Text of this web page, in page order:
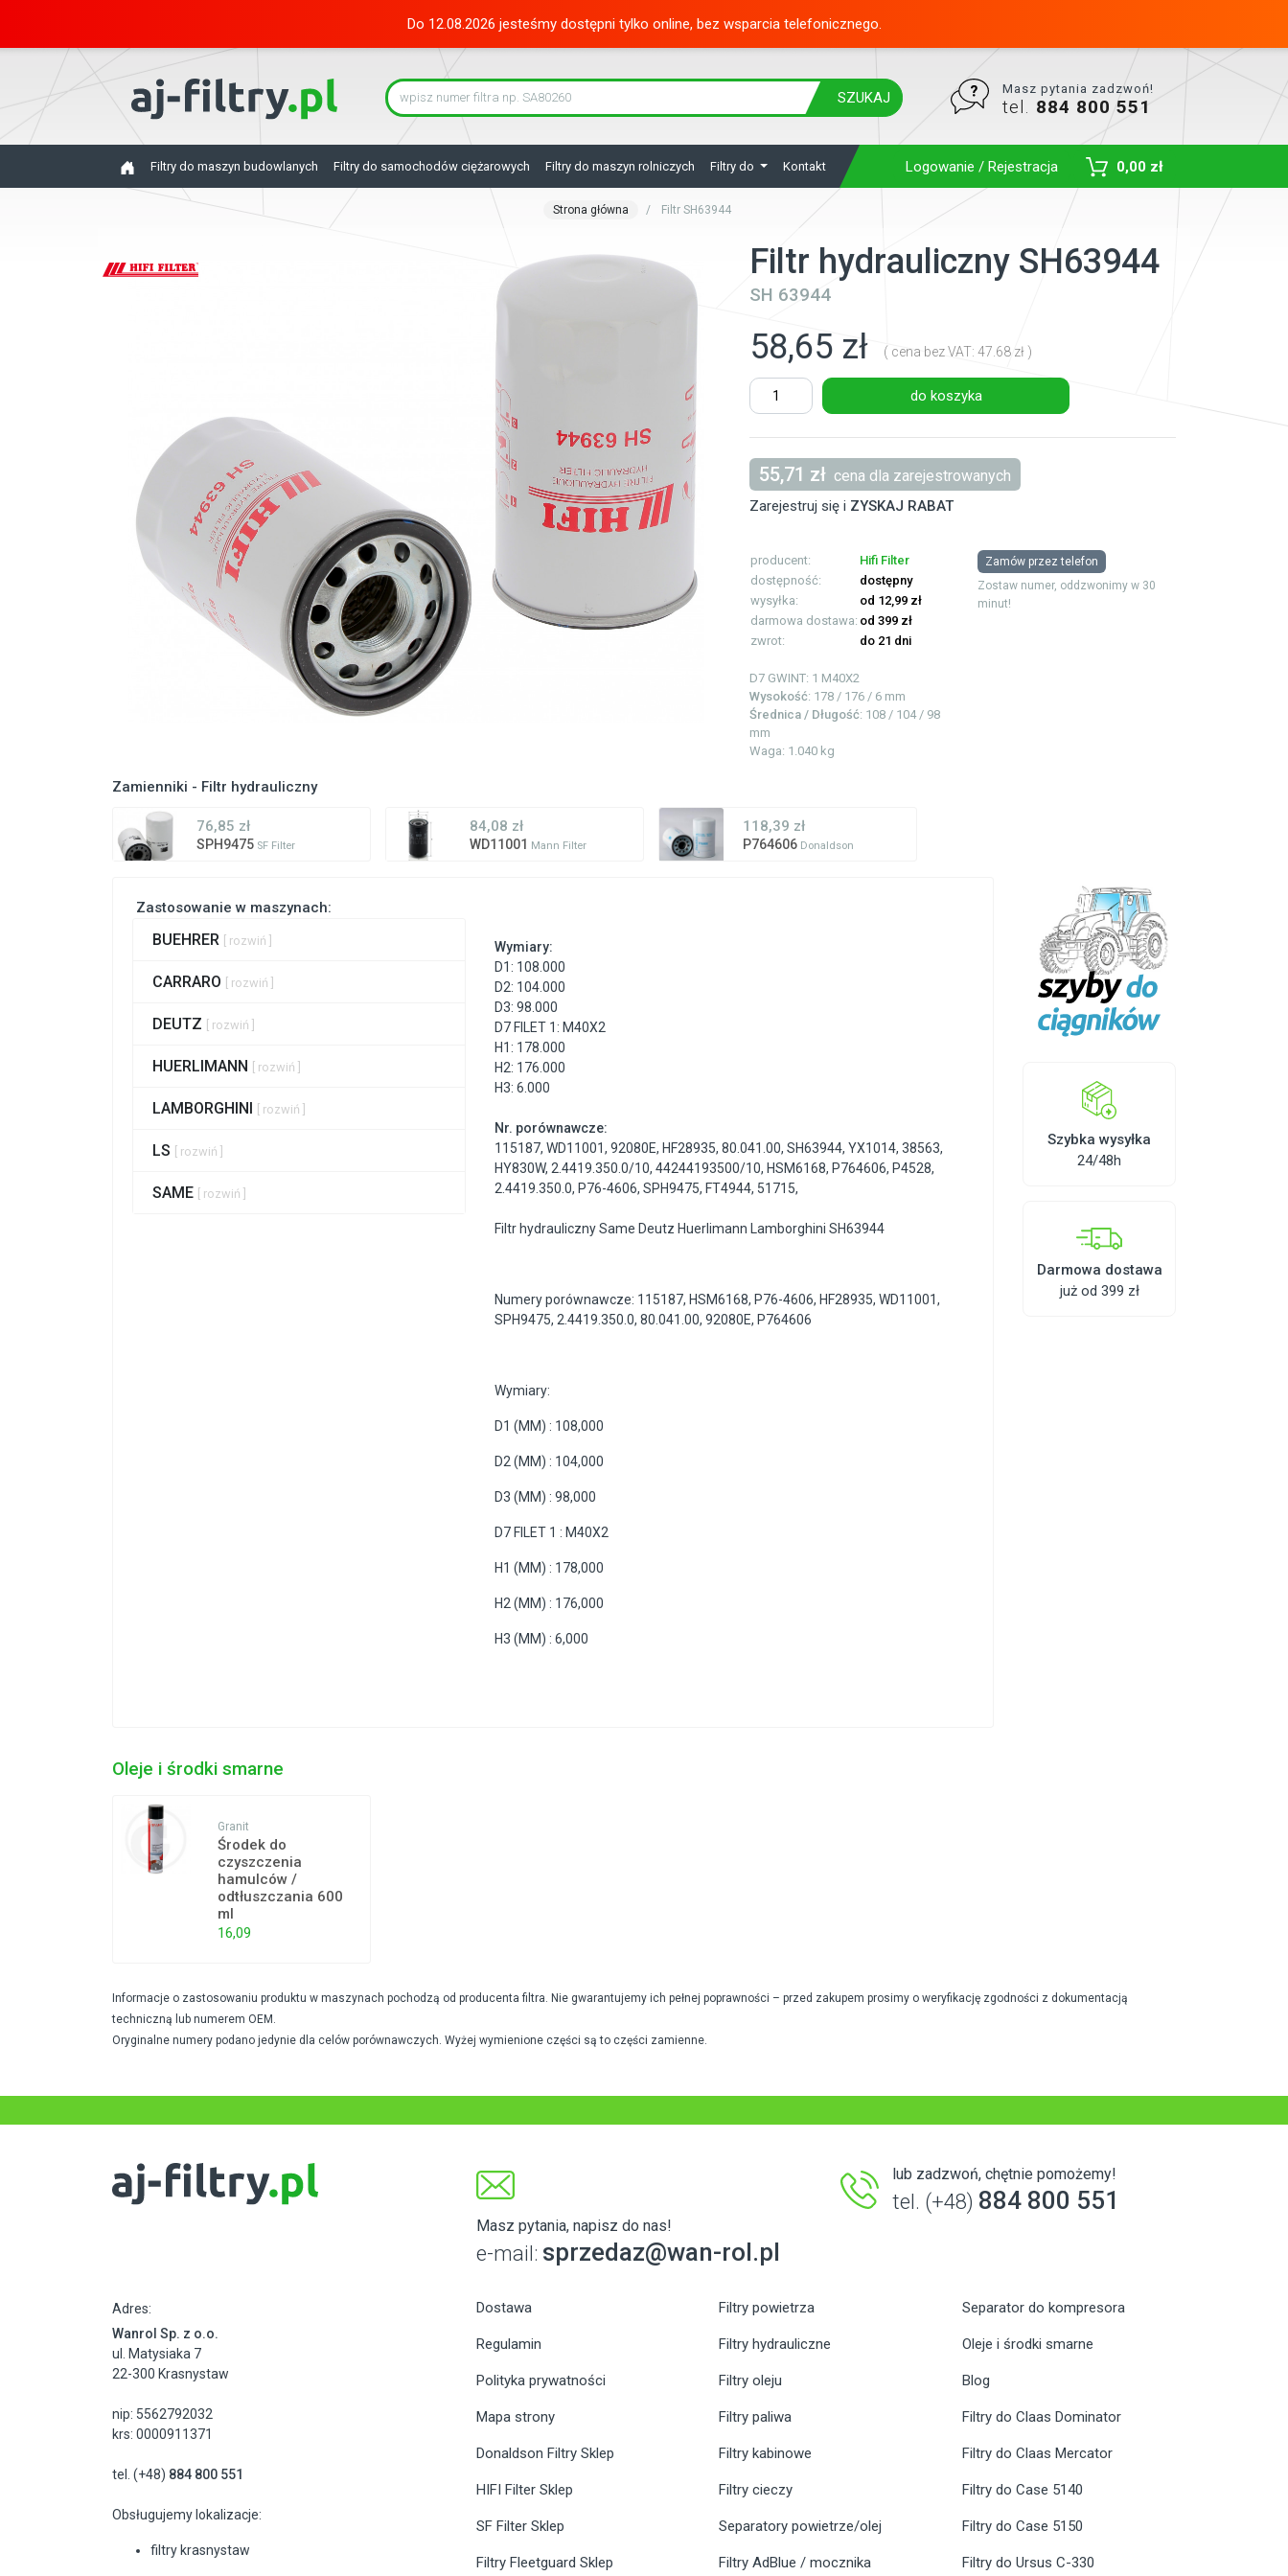
Do 12.08.2026 jesteśmy dostępni tylko online, bez wsparcia telefonicznego.
SZUKAJ
Masz pytania zadzwoń!
tel. 884 800 551
Filtry do maszyn budowlanych Filtry do samochodów ciężarowych Filtry do maszyn rolniczych Filtry do Kontakt Logowanie / Rejestracja 0,00 zł
Strona główna Filtr SH63944
Filtr hydrauliczny SH63944
SH 63944
58,65 zł ( cena bez VAT: 47.68 zł )
do koszyka
55,71 zł cena dla zarejestrowanych
Zarejestruj się i ZYSKAJ RABAT
producent:
Hifi Filter
dostępność:
dostępny
wysyłka:
od 12,99 zł
darmowa dostawa: od 399 zł
zwrot:
do 21 dni
D7 GWINT: 1 M40X2
Wysokość: 178 / 176 / 6 mm
Średnica / Długość: 108 / 104 / 98
mm
Waga: 1.040 kg
Zamów przez telefon
Zostaw numer, oddzwonimy w 30
minut!
Zamienniki - Filtr hydrauliczny
76,85 zł
SPH9475 SF Filter
84,08 zł
WD11001 Mann Filter
118,39 zł
P764606 Donaldson
Zastosowanie w maszynach:
BUEHRER [ rozwiń ]
CARRARO [ rozwiń ]
DEUTZ [ rozwiń ]
HUERLIMANN [ rozwiń ]
LAMBORGHINI [ rozwiń ]
LS [ rozwiń ]
SAME [ rozwiń ]
Wymiary:
D1: 108.000
D2: 104.000
D3: 98.000
D7 FILET 1: M40X2
H1: 178.000
H2: 176.000
H3: 6.000
Nr. porównawcze:
115187,WD11001,92080E, HF28935,80.041.00,SH63944,YX1014,38563,
HY830W,2.4419.350.0/10,44244193500/10, HSM6168, P764606, P4528,
2.4419.350.0, P76-4606,SPH9475, FT4944, 51715,
Filtr hydrauliczny Same Deutz Huerlimann Lamborghini SH63944
Numery porównawcze: 115187, HSM6168, P76-4606, HF28935, WD11001,
SPH9475, 2.4419.350.0, 80.041.00, 92080E, P764606
Wymiary:
D1 (MM) : 108,000
D2 (MM) : 104,000
D3 (MM) : 98,000
D7 FILET 1 : M40X2
H1 (MM) : 178,000
H2 (MM) : 176,000
H3 (MM) : 6,000
Szybka wysyłka
24/48h
Darmowa dostawa
już od 399 zł
Oleje i środki smarne
Granit
Środek do
czyszczenia
hamulców /
odtłuszczania 600
ml
16,09
Informacje o zastosowaniu produktu w maszynach pochodzą od producenta filtra. Nie gwarantujemy ich pełnej poprawności – przed zakupem prosimy o weryfikację zgodności z dokumentacją
techniczną lub numerem OEM.
Oryginalne numery podano jedynie dla celów porównawczych. Wyżej wymienione części są to części zamienne.
Masz pytania, napisz do nas!
e-mail: sprzedaz@wan-rol.pl
lub zadzwoń, chętnie pomożemy!
tel. (+48) 884 800 551
Adres:
Wanrol Sp. z o.o.
ul. Matysiaka 7
22-300 Krasnystaw
nip: 5562792032
krs: 0000911371
tel. (+48) 884 800 551
Obsługujemy lokalizacje:
filtry krasnystaw
Dostawa
Regulamin
Polityka prywatności
Mapa strony
Donaldson Filtry Sklep
HIFI Filter Sklep
SF Filter Sklep
Filtry Fleetguard Sklep
Filtry powietrza
Filtry hydrauliczne
Filtry oleju
Filtry paliwa
Filtry kabinowe
Filtry cieczy
Separatory powietrze/olej
Filtry AdBlue / mocznika
Separator do kompresora
Oleje i środki smarne
Blog
Filtry do Claas Dominator
Filtry do Claas Mercator
Filtry do Case 5140
Filtry do Case 5150
Filtry do Ursus C-330